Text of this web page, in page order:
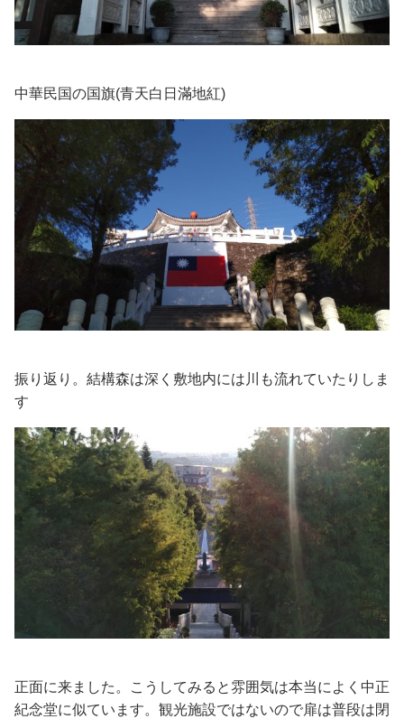
中華民国の国旗(青天白日滿地紅)
振り返り。結構森は深く敷地内には川も流れていたりしま
す
正面に来ました。こうしてみると雰囲気は本当によく中正
紀念堂に似ています。観光施設ではないので扉は普段は閉